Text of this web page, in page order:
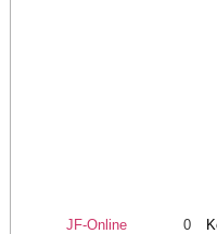
JF-Online 0